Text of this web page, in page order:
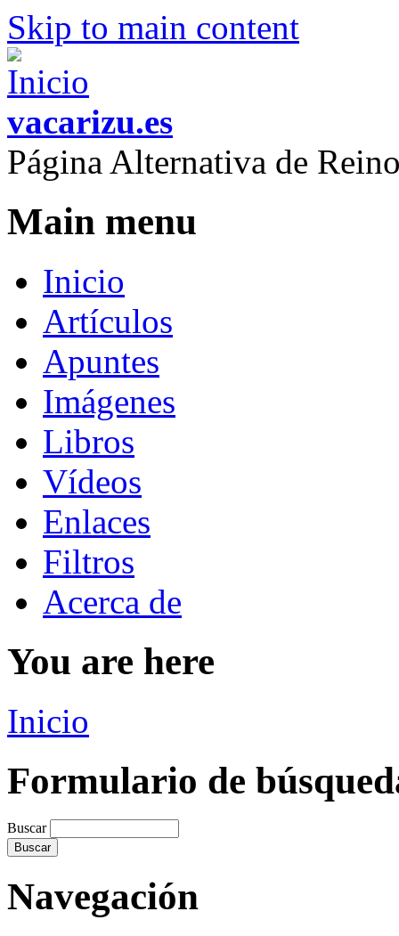
Skip to main content
vacarizu.es
Página Alternativa de
Main menu
Inicio
Artículos
Apuntes
Imágenes
Libros
Vídeos
Enlaces
Filtros
Acerca de
You are here
Inicio
Formulario de
Buscar
Navegación